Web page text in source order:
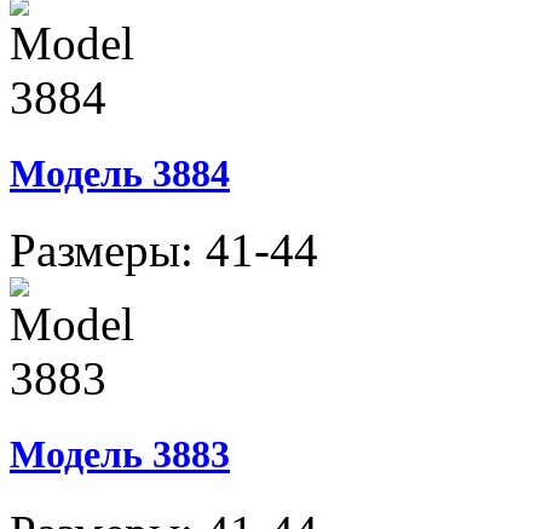
Модель 3884
Размеры: 41-44
Модель 3883